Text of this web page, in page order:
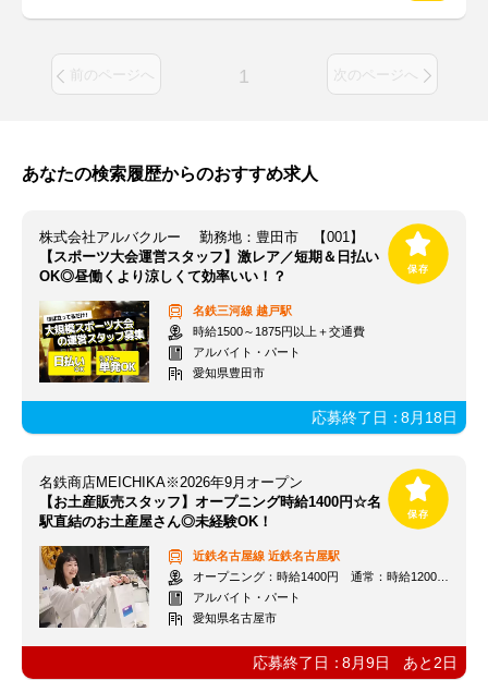
前のページへ 1 次のページへ
あなたの検索履歴からのおすすめ求人
株式会社アルバクルー 勤務地：豊田市 【001】
【スポーツ大会運営スタッフ】激レア／短期＆日払い
OK◎昼働くより涼しくて効率いい！？
名鉄三河線 越戸駅
時給1500～1875円以上＋交通費
アルバイト・パート
愛知県豊田市
応募終了日：8月18日
名鉄商店MEICHIKA※2026年9月オープン
【お土産販売スタッフ】オープニング時給1400円☆名
駅直結のお土産屋さん◎未経験OK！
近鉄名古屋線 近鉄名古屋駅
オープニング：時給1400円 通常：時給1200円～＋交通費全額支給
アルバイト・パート
愛知県名古屋市
応募終了日：8月9日 あと 2日